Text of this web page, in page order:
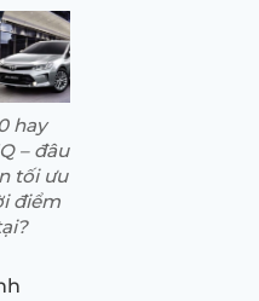
hay
– đâu
tối ưu
điểm